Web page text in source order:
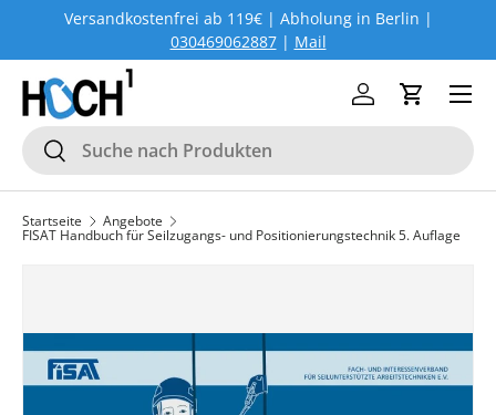
DIREKT ZUM INHALT
Versandkostenfrei ab 119€ | Abholung in Berlin |
030469062887| Mail
Suchen
Suchen
Einloggen
Menü
Startseite Angebote
FISAT Handbuch für Seilzugangs- und Positionierungstechnik 5. Auflage